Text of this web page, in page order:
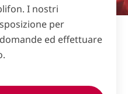
I nostri
per
ed effettuare